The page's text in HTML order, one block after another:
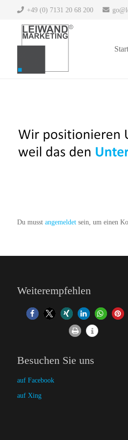
+49 (0) 7131 20 68 200
Start
Du musst angemeldet sein, um einen
Weiterempfehlen
Besuchen Sie uns
auf Facebook
auf Xing